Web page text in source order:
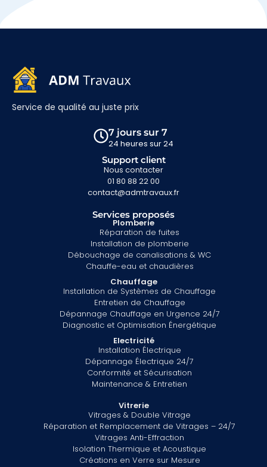
Service de qualité au juste prix
7 jours sur 7
24 heures sur 24
Support client
Nous contacter
01 80 88 22 00
contact@admtravaux.fr
Services proposés
Plomberie
Réparation de fuites
Installation de plomberie
Débouchage de canalisations & WC
Chauffe-eau et chaudières
Chauffage
Installation de Systèmes de Chauffage
Entretien de Chauffage
Dépannage Chauffage en Urgence 24/7
Diagnostic et Optimisation Énergétique
Electricité
Installation Électrique
Dépannage Électrique 24/7
Conformité et Sécurisation
Maintenance & Entretien
Vitrerie
Vitrages & Double Vitrage
Réparation et Remplacement de Vitrages – 24/7
Vitrages Anti-Effraction
Isolation Thermique et Acoustique
Créations en Verre sur Mesure